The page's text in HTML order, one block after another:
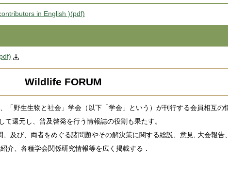
in English )(pdf)
」 Wildlife FORUM
「野生生物と社会」学会（以下「学会」という）が刊行する会員相互の
還元し、普及啓発を行う情報誌の役割も果たす。
及び、両者をめぐる諸問題やその解決策に関する総説、意見, 大会報告
介、各種学会関係研究情報等を広く掲載する．